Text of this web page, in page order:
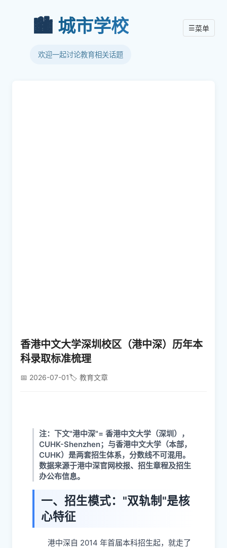
🏙️ 城市学校
欢迎一起讨论教育相关话题
☰菜单
香港中文大学深圳校区（港中深）历年本
科录取标准梳理
📅 2026-07-01🏷️ 教育文章
注：下文"港中深"= 香港中文大学（深圳），
CUHK-Shenzhen；与香港中文大学（本部，
CUHK）是两套招生体系，分数线不可混用。
数据来源于港中深官网校报、招生章程及招生
办公布信息。
一、招生模式："双轨制"是核
心特征
港中深自 2014 年首届本科招生起，就走了